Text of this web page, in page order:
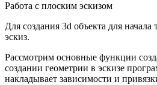
Работа с плоским эскизом
Для создания 3d объекта для начала
эскиз.
Рассмотрим основные функции
создании геометрии в эскизе
накладывает зависимости и